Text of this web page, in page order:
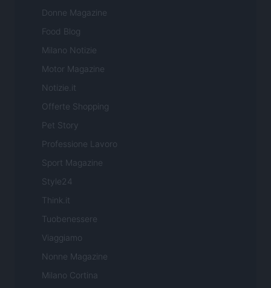
Donne Magazine
Food Blog
Milano Notizie
Motor Magazine
Notizie.it
Offerte Shopping
Pet Story
Professione Lavoro
Sport Magazine
Style24
Think.it
Tuobenessere
Viaggiamo
Nonne Magazine
Milano Cortina